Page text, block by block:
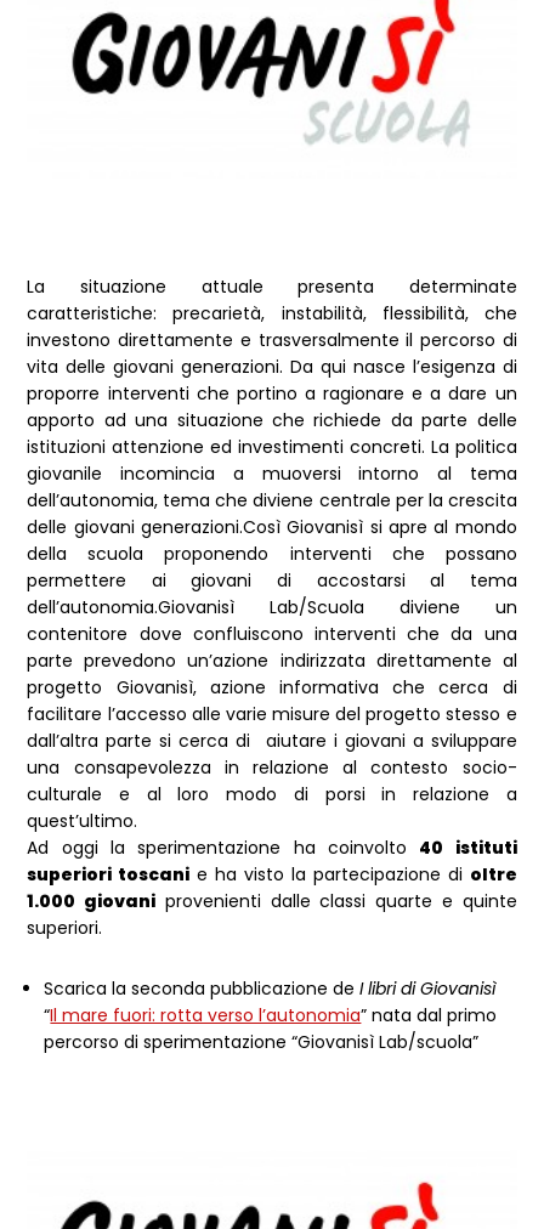
La situazione attuale presenta determinate
caratteristiche: precarietà, instabilità, flessibilità, che
investono direttamente e trasversalmente il percorso di
vita delle giovani generazioni. Da qui nasce l’esigenza di
proporre interventi che portino a ragionare e a dare un
apporto ad una situazione che richiede da parte delle
istituzioni attenzione ed investimenti concreti. La politica
giovanile incomincia a muoversi intorno al tema
dell’autonomia, tema che diviene centrale per la crescita
delle giovani generazioni.Così Giovanisì si apre al mondo
della scuola proponendo interventi che possano
permettere ai giovani di accostarsi al tema
dell’autonomia.Giovanisì Lab/Scuola diviene un
contenitore dove confluiscono interventi che da una
parte prevedono un’azione indirizzata direttamente al
progetto Giovanisì, azione informativa che cerca di
facilitare l’accesso alle varie misure del progetto stesso e
dall’altra parte si cerca di aiutare i giovani a sviluppare
una consapevolezza in relazione al contesto socio-
culturale e al loro modo di porsi in relazione a
quest’ultimo.
Ad oggi la sperimentazione ha coinvolto 40 istituti
superiori toscani e ha visto la partecipazione di oltre
1.000 giovani provenienti dalle classi quarte e quinte
superiori.
Scarica la seconda pubblicazione deI libri di Giovanisì
“Il mare fuori: rotta verso l’autonomia” nata dal primo
percorso di sperimentazione “Giovanisì Lab/scuola”